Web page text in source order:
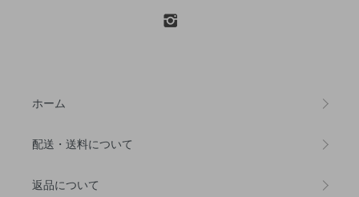
ホーム
配送・送料について
返品について